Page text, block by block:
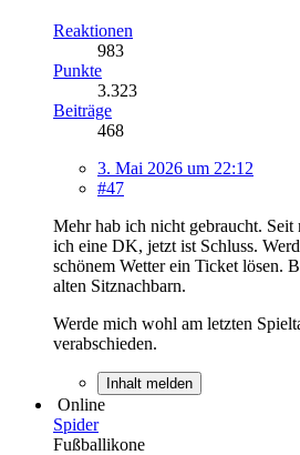
Reaktionen
983
Punkte
3.323
Beiträge
468
3. Mai 2026 um 22:12
#47
Mehr hab ich nicht gebraucht. Seit
ich eine DK, jetzt ist Schluss.
schönem Wetter ein Ticket lösen.
alten Sitznachbarn.
Werde mich wohl am letzten
verabschieden.
Inhalt melden
Online
Spider
Fußballikone